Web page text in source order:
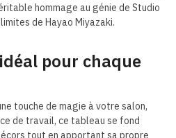
hommage au génie de Studio
de Hayao Miyazaki.
pour chaque
touche de magie à votre salon,
de travail, ce tableau se fond